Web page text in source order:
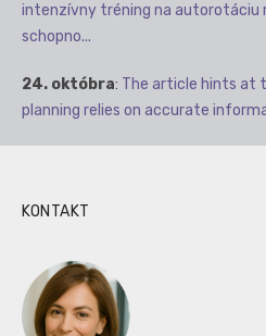
intenzívny tréning na autorotáciu
schopno...
24. októbra: The article hints at
planning relies on accurate
KONTAKT